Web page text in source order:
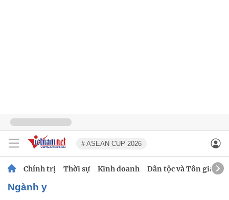
# ASEAN CUP 2026
Chính trị Thời sự Kinh doanh Dân tộc và Tôn giáo
Ngành y